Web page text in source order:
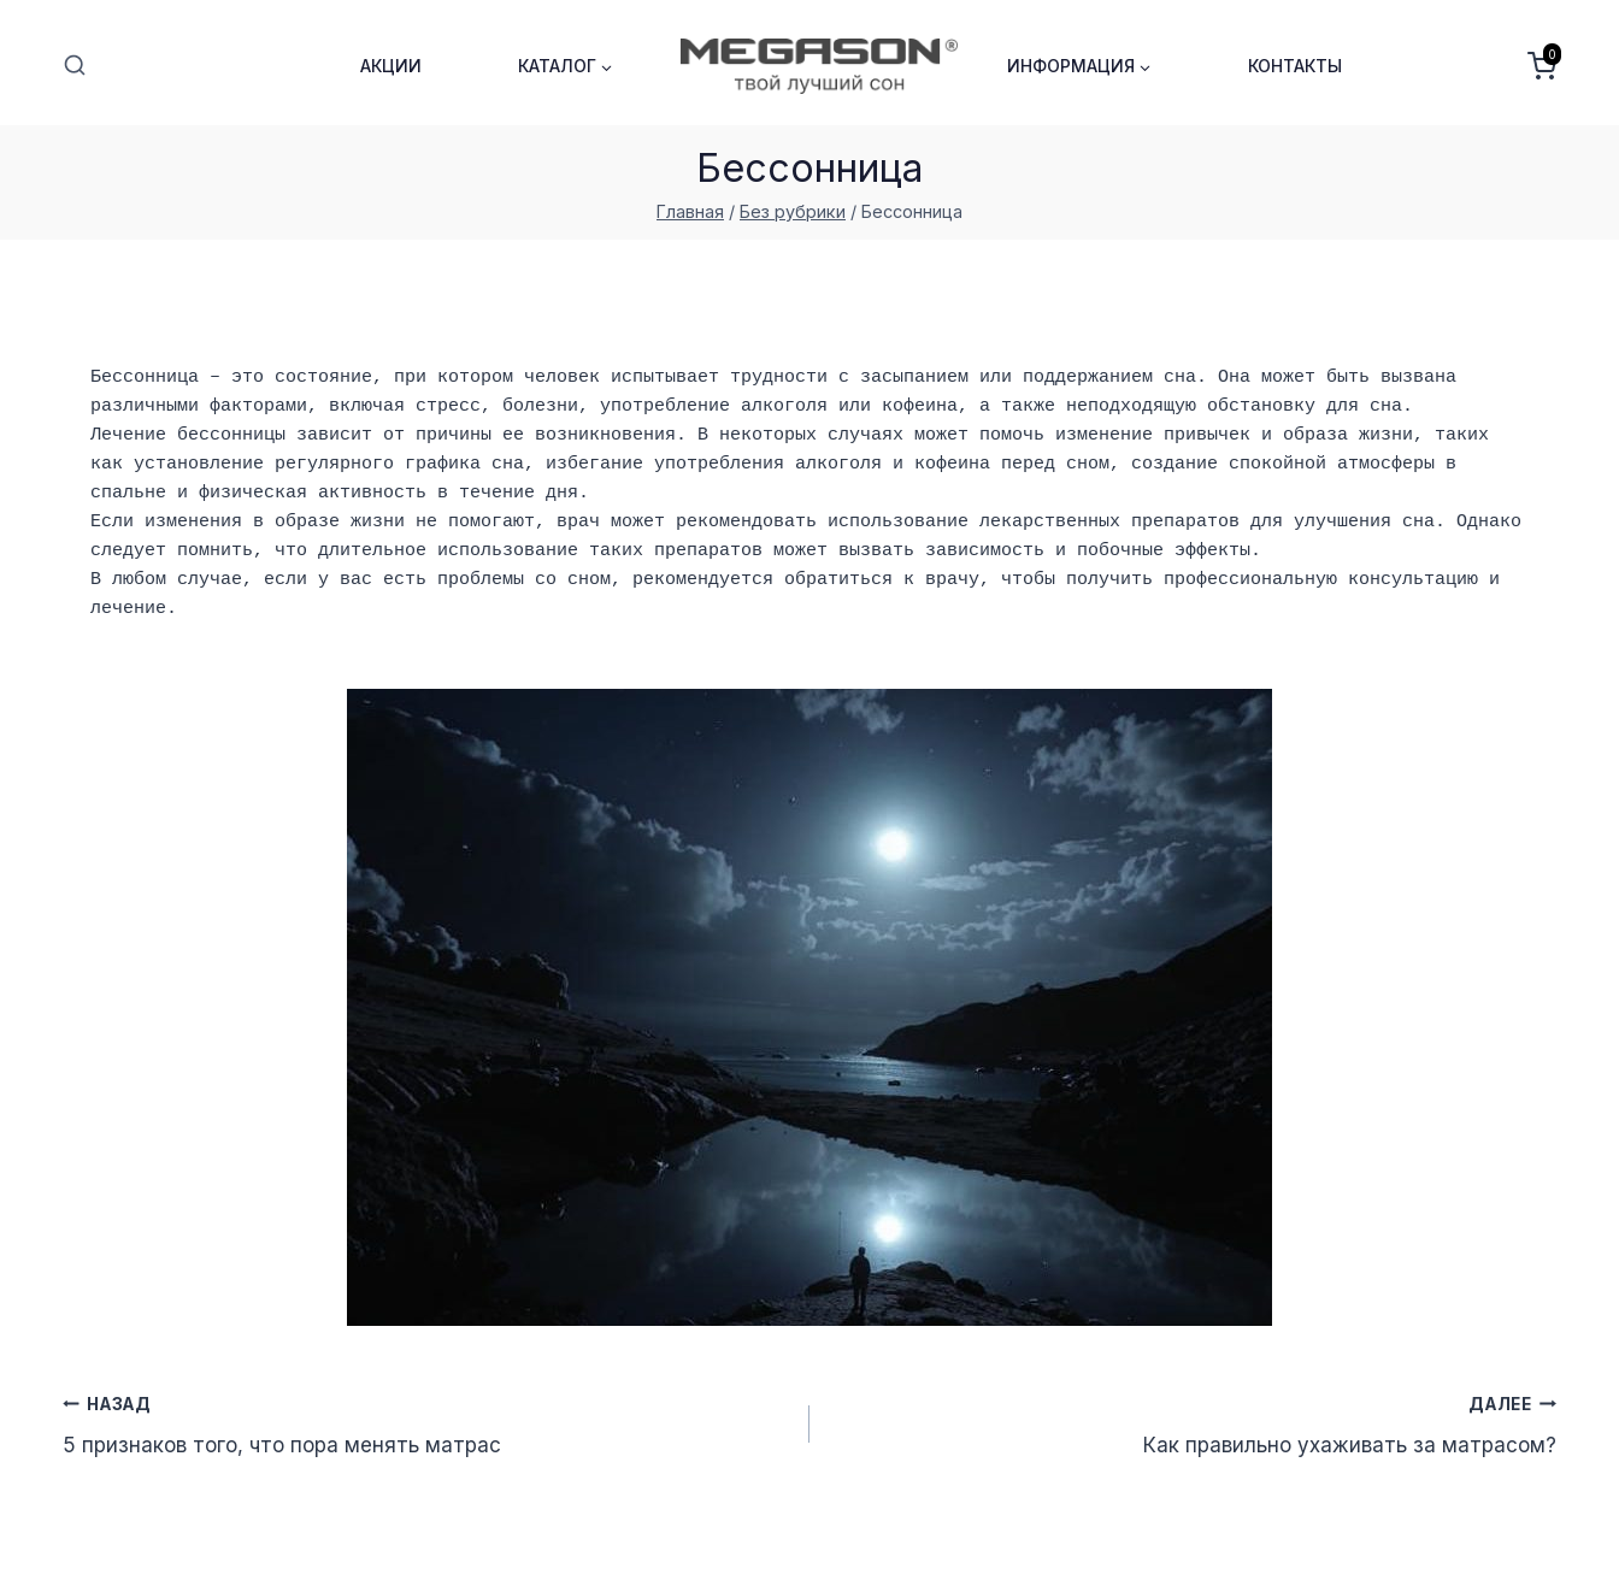
содержимому
АКЦИИ КАТАЛОГ ИНФОРМАЦИЯ КОНТАКТЫ
0
Бессонница
Главная / Без рубрики / Бессонница
Бессонница – это состояние, при котором человек испытывает трудности с засыпанием или поддержанием сна. Она может быть вызвана
различными факторами, включая стресс, болезни, употребление алкоголя или кофеина, а также неподходящую обстановку для сна.
Лечение бессонницы зависит от причины ее возникновения. В некоторых случаях может помочь изменение привычек и образа жизни, таких
как установление регулярного графика сна, избегание употребления алкоголя и кофеина перед сном, создание спокойной атмосферы в
спальне и физическая активность в течение дня.
Если изменения в образе жизни не помогают, врач может рекомендовать использование лекарственных препаратов для улучшения сна. Однако
следует помнить, что длительное использование таких препаратов может вызвать зависимость и побочные эффекты.
В любом случае, если у вас есть проблемы со сном, рекомендуется обратиться к врачу, чтобы получить профессиональную консультацию и
лечение.
Навигация
по
НАЗАД
5 признаков того, что пора менять матрас
ДАЛЕЕ
Как правильно ухаживать за матрасом?